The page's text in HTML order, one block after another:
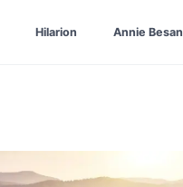
Hilarion Annie